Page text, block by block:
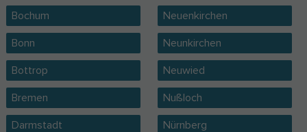
Bochum
Bonn
Bottrop
Bremen
Darmstadt
Neuenkirchen
Neunkirchen
Neuwied
Nußloch
Nürnberg